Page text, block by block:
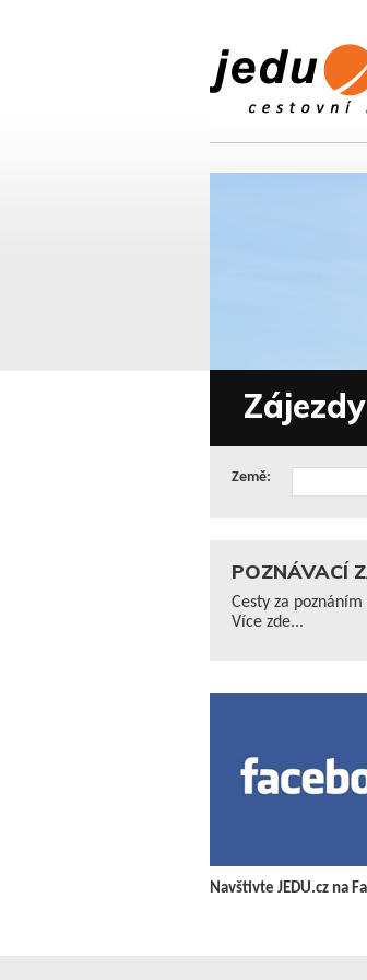
Zájezdy
Země:
POZNÁVACÍ
Cesty za
Více zde...
Navštivte JEDU.cz na